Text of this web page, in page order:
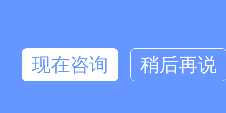
现在咨询 稍后再说